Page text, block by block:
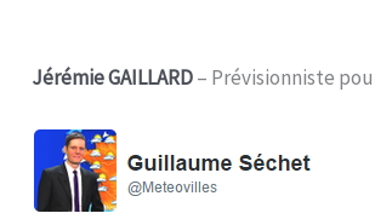
Jérémie GAILLARD– Prévisionniste